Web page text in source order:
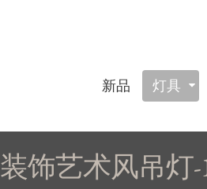
新品 灯具
装饰艺术风吊灯-